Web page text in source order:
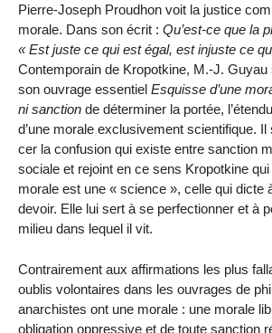
Pierre-Joseph Proudhon voit la justice
morale. Dans son écrit : Qu’est-ce que la
Est juste ce qui est égal, est injuste ce
Contemporain de Kropotkine, M.-J. Guyau
son ouvrage essentiel Esquisse d’une
ni sanction de déterminer la portée,
d’une morale exclusivement scientifique.
cer la confusion qui existe entre sanction
sociale et rejoint en ce sens Kropotkine
morale est une « science », celle qui dicte
devoir. Elle lui sert à se perfectionner et à
milieu dans lequel il vit.
Contrairement aux affirmations les plus
oublis volontaires dans les ouvrages de
anarchistes ont une morale : une morale
obligation oppressive et de toute sanction